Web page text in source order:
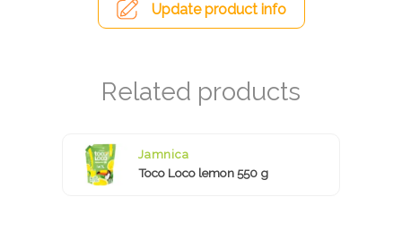
Update product info
Jamnica
Toco Loco lemon 550 g